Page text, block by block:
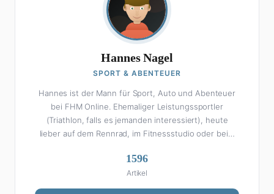
Hannes Nagel
SPORT & ABENTEUER
Hannes ist der Mann für Sport, Auto und Abenteuer
bei FHM Online. Ehemaliger Leistungssportler
(Triathlon, falls es jemanden interessiert), heute
lieber auf dem Rennrad, im Fitnessstudio oder beim
enzyklopädisch: Egal ob Bundesliga-Analyse, Formel 1,
UFC oder Olympia – Hannes liefert fundierte
Einschätzungen mit der Leidenschaft eines echten
1596
Artikel